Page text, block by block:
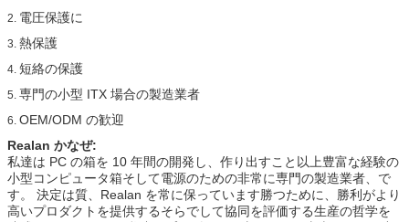
2. 電圧保護に
3. 熱保護
4. 短絡の保護
5. 専門の小型 ITX 場合の製造業者
6. OEM/ODM の歓迎
Realan かなぜ:
私達は PC の箱を 10 年間の開発し、作り出すこと以上豊富な経験の
小型コンピュータ箱そして電源のための非常に専門の製造業者、で
す。 決定は質、Realan を常に保っています勝つために、勝利がより
高いプロダクトを提供するそらでして協同を評価する生産の哲学を